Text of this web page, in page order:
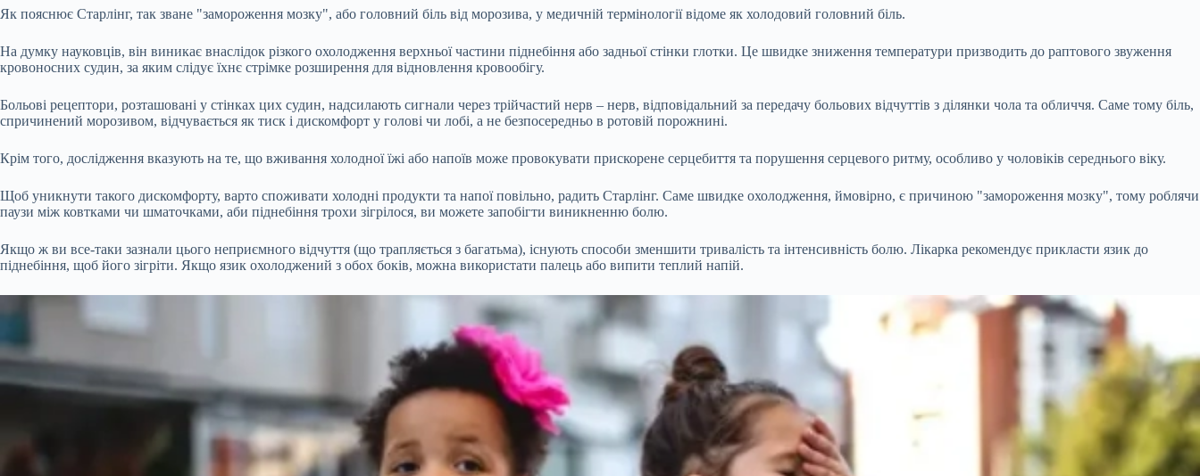
Як пояснює Старлінг, так зване "замороження мозку", або головний біль від морозива, у медичній термінології відоме як холодовий головний біль.
На думку науковців, він виникає внаслідок різкого охолодження верхньої частини піднебіння або задньої стінки глотки. Це швидке зниження температури призводить до раптового звуження
кровоносних судин, за яким слідує їхнє стрімке розширення для відновлення кровообігу.
Больoві рецептори, розташовані у стінках цих судин, надсилають сигнали через трійчастий нерв – нерв, відповідальний за передачу больових відчуттів з ділянки чола та обличчя. Саме тому біль,
спричинений морозивом, відчувається як тиск і дискомфорт у голові чи лобі, а не безпосередньо в ротовій порожнині.
Крім того, дослідження вказують на те, що вживання холодної їжі або напоїв може провокувати прискорене серцебиття та порушення серцевого ритму, особливо у чоловіків середнього віку.
Щоб уникнути такого дискомфорту, варто споживати холодні продукти та напої повільно, радить Старлінг. Саме швидке охолодження, ймовірно, є причиною "замороження мозку", тому роблячи
паузи між ковтками чи шматочками, аби піднебіння трохи зігрілося, ви можете запобігти виникненню болю.
Якщо ж ви все-таки зазнали цього неприємного відчуття (що трапляється з багатьма), існують способи зменшити тривалість та інтенсивність болю. Лікарка рекомендує прикласти язик до
піднебіння, щоб його зігріти. Якщо язик охолоджений з обох боків, можна використати палець або випити теплий напій.